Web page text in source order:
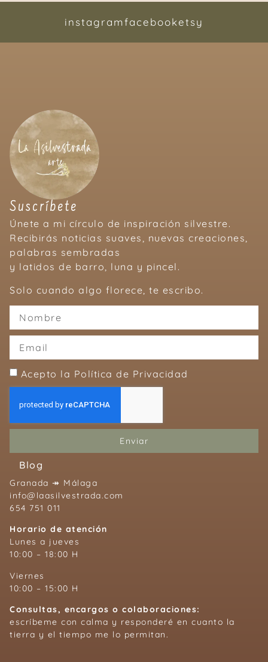
instagramfacebooketsy
Suscríbete
Únete a mi círculo de inspiración silvestre.
Recibirás noticias suaves, nuevas creaciones,
palabras sembradas
y latidos de barro, luna y pincel.
Solo cuando algo florece, te escribo.
Acepto la Política de Privacidad
Enviar
Blog
Granada ↠ Málaga
info@laasilvestrada.com
654 751 011
Horario de atención
Lunes a jueves
10:00 – 18:00 H
Viernes
10:00 – 15:00 H
Consultas, encargos o colaboraciones:
escríbeme con calma y responderé en cuanto la
tierra y el tiempo me lo permitan.